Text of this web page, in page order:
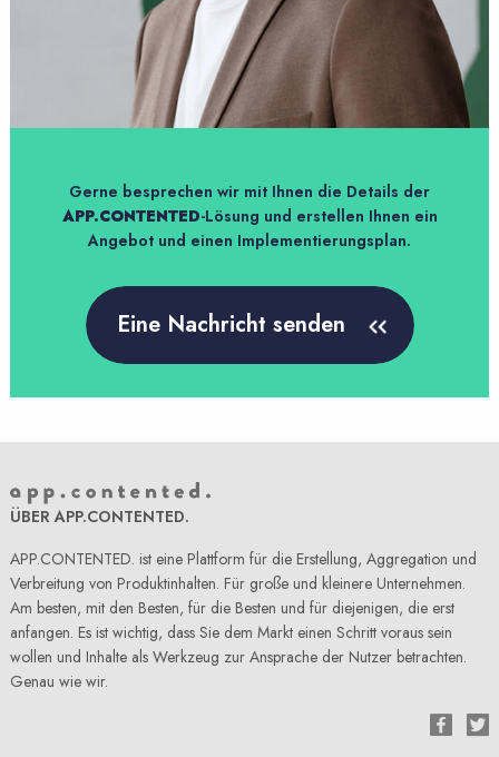
Gerne besprechen wir mit Ihnen die Details der
APP.CONTENTED-Lösung und erstellen Ihnen ein
Angebot und einen Implementierungsplan.
Eine Nachricht senden
ÜBER APP.CONTENTED.
APP.CONTENTED. ist eine Plattform für die Erstellung, Aggregation und
Verbreitung von Produktinhalten. Für große und kleinere Unternehmen.
Am besten, mit den Besten, für die Besten und für diejenigen, die erst
anfangen. Es ist wichtig, dass Sie dem Markt einen Schritt voraus sein
wollen und Inhalte als Werkzeug zur Ansprache der Nutzer betrachten.
Genau wie wir.